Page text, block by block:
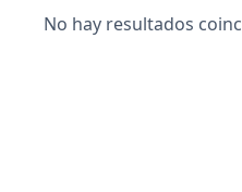
No hay resultados